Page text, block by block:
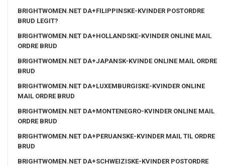
BRIGHTWOMEN.NET DA+FILIPPINSKE-KVINDER POSTORDRE
BRUD LEGIT?
BRIGHTWOMEN.NET DA+HOLLANDSKE-KVINDER ONLINE MAIL
ORDRE BRUD
BRIGHTWOMEN.NET DA+JAPANSK-KVINDE ONLINE MAIL ORDRE
BRUD
BRIGHTWOMEN.NET DA+LUXEMBURGISKE-KVINDER ONLINE
MAIL ORDRE BRUD
BRIGHTWOMEN.NET DA+MONTENEGRO-KVINDER ONLINE MAIL
ORDRE BRUD
BRIGHTWOMEN.NET DA+PERUANSKE-KVINDER MAIL TIL ORDRE
BRUD
BRIGHTWOMEN.NET DA+SCHWEIZISKE-KVINDER POSTORDRE